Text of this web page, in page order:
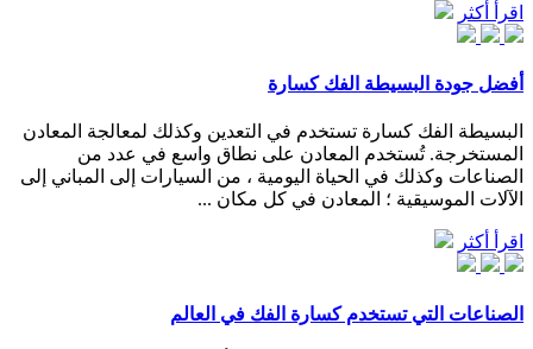
اقرأ أكثر
أفضل جودة البسيطة الفك كسارة
البسيطة الفك كسارة تستخدم في التعدين وكذلك لمعالجة المعادن
المستخرجة. تُستخدم المعادن على نطاق واسع في عدد من
الصناعات وكذلك في الحياة اليومية ، من السيارات إلى المباني إلى
الآلات الموسيقية ؛ المعادن في كل مكان ...
اقرأ أكثر
الصناعات التي تستخدم كسارة الفك في العالم